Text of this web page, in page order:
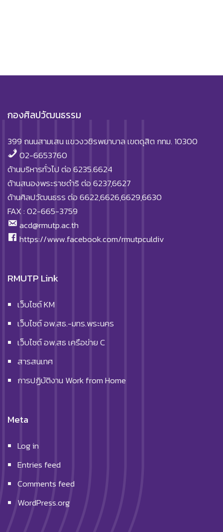
กองศิลปวัฒนธรรม
399 ถนนสามเสน แขวงวชิรพยาบาล เขตดุสิต กทม. 10300
02-6653760
ด้านบริหารทั่วไป ต่อ 6235.6624
ด้านสนองพระราชดำริ ต่อ 6237,6627
ด้านศิลปวัฒนธรร ต่อ 6622,6626,6629,6630
FAX : 02-665-3759
acd@rmutp.ac.th
https://www.facebook.com/rmutpculdiv
RMUTP Link
เว็บไซต์ KM
เว็บไซต์ อพ.สธ.-มทร.พระนคร
เว็บไซต์ อพ.สธ เครือข่าย C
สารสนเทศ
การปฏิบัติงาน Work from Home
Meta
Log in
Entries feed
Comments feed
WordPress.org